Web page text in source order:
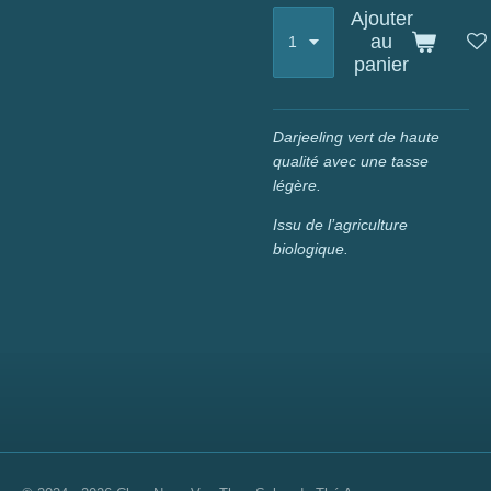
Ajouter
au
panier
Darjeeling vert de haute
qualité avec une tasse
légère.
Issu de l’agriculture
biologique.